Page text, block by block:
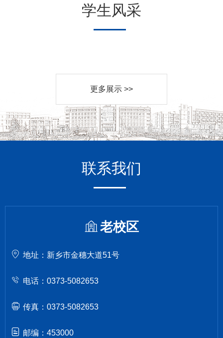
学生风采
更多展示 >>
联系我们
老校区
地址：新乡市金穗大道51号
电话：0373-5082653
传真：0373-5082653
邮编：453000